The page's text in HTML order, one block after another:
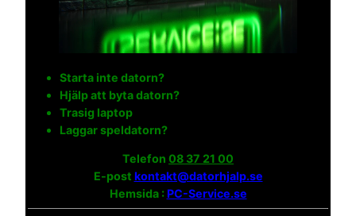
Starta inte datorn?
Hjälp att byta datorn?
Trasig laptop
Laggar speldatorn?
Telefon 08 37 21 00
E-post kontakt@datorhjalp.se
Hemsida :PC-Service.se